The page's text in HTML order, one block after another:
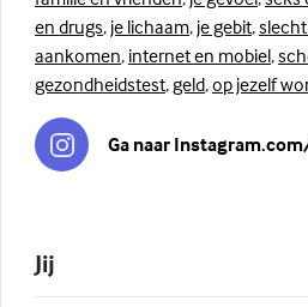
en drugs, je lichaam, je gebit,
aankomen, internet en mobiel,
gezondheidstest, geld,op jezelf
Ga naar
Jij